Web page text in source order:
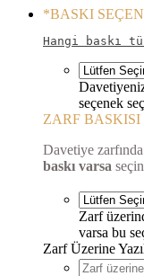
*BASKI
Hangi baskı
seçenek
ZARF BASKISI
Davetiye
baskı varsa
Zarf
varsa bu
Zarf Üzerine